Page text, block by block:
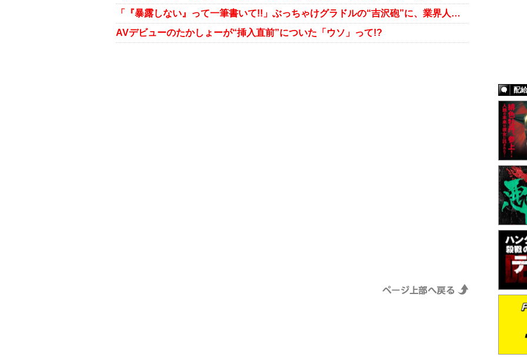
「『暴露しない』って一筆書いて!!」ぶっちゃけグラドルの“吉沢砲”に、業界人が戦々恐々!?
AVデビューのたかしょーが“挿入直前”についた「ウソ」って!?
配